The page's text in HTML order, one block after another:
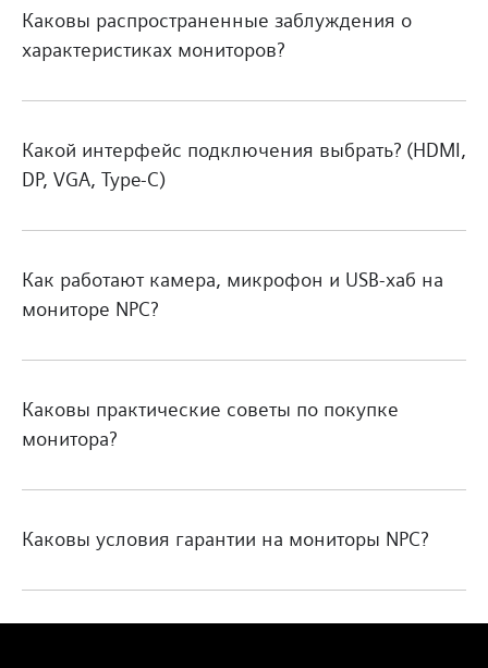
Каковы распространенные заблуждения о
характеристиках мониторов?
Какой интерфейс подключения выбрать? (HDMI,
DP, VGA, Type-C)
Как работают камера, микрофон и USB-хаб на
мониторе NPC?
Каковы практические советы по покупке
монитора?
Каковы условия гарантии на мониторы NPC?